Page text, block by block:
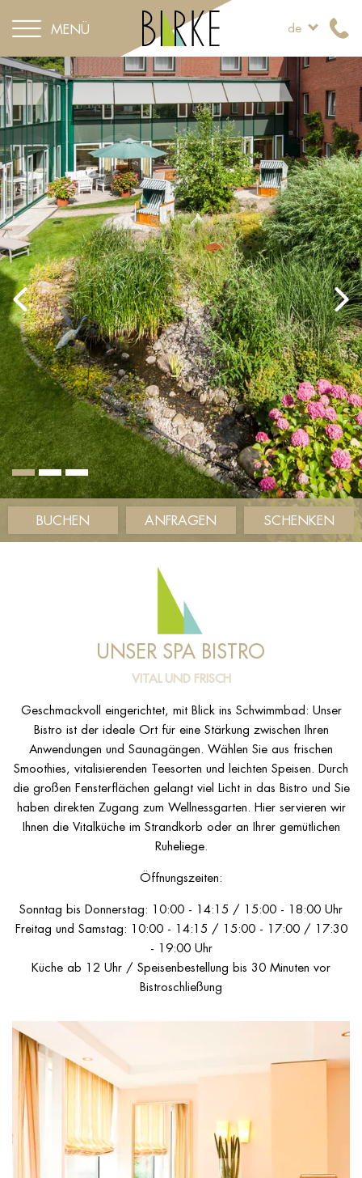
MENÜ de
BUCHEN ANFRAGEN SCHENKEN
UNSER SPA BISTRO
VITAL UND FRISCH
Geschmackvoll eingerichtet, mit Blick ins Schwimmbad: Unser
Bistro ist der ideale Ort für eine Stärkung zwischen Ihren
Anwendungen und Saunagängen. Wählen Sie aus frischen
Smoothies, vitalisierenden Teesorten und leichten Speisen. Durch
die großen Fensterflächen gelangt viel Licht in das Bistro und Sie
haben direkten Zugang zum Wellnessgarten. Hier servieren wir
Ihnen die Vitalküche im Strandkorb oder an Ihrer gemütlichen
Ruheliege.
Öffnungszeiten:
Sonntag bis Donnerstag: 10:00 - 14:15 / 15:00 - 18:00 Uhr
Freitag und Samstag: 10:00 - 14:15 / 15:00 - 17:00 / 17:30
- 19:00 Uhr
Küche ab 12 Uhr / Speisenbestellung bis 30 Minuten vor
Bistroschließung